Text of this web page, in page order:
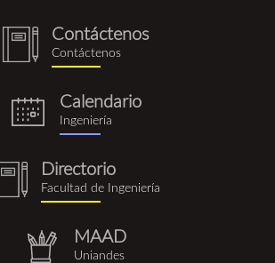
notebook
(1).png
Contáctenos
Contáctenos
eventos.png
Calendario
Ingeniería
notebook
(1).png
Directorio
Facultad de Ingeniería
repositorio.png
MAAD
Uniandes